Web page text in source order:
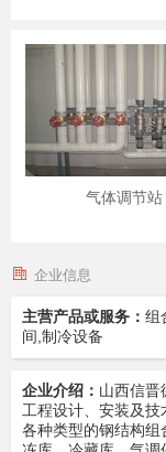
气体调节站
企业信息
主营产品或服务： 组
间,制冷设备
企业介绍： 山西信晋
工程设计、安装及技
各种类型的钢结构